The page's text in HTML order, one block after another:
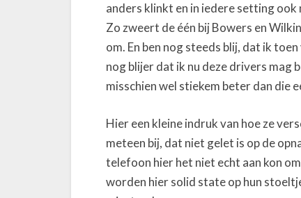
anders klinkt en in iedere setting ook
Zo zweert de één bij Bowers en
om. En ben nog steeds blij, dat ik
nog blijer dat ik nu deze drivers mag
misschien wel stiekem beter dan die
Hier een kleine indruk van hoe ze
meteen bij, dat niet gelet is op de
telefoon hier het niet echt aan kon
worden hier solid state op hun